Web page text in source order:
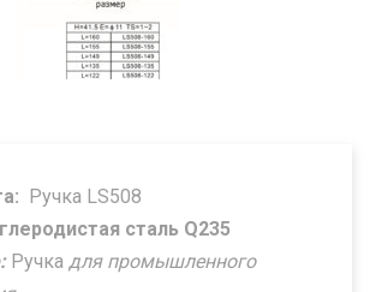
Ручка LS508
сталь Q235
Ручка для промышленного